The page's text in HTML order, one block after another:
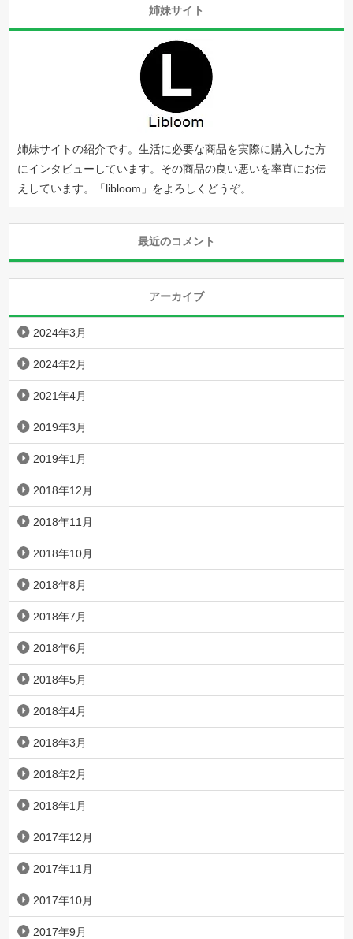
姉妹サイト
姉妹サイトの紹介です。生活に必要な商品を実際に購入した方
にインタビューしています。その商品の良い悪いを率直にお伝
えしています。「libloom 」をよろしくどうぞ。
最近のコメント
アーカイブ
2024年3月
2024年2月
2021年4月
2019年3月
2019年1月
2018年12月
2018年11月
2018年10月
2018年8月
2018年7月
2018年6月
2018年5月
2018年4月
2018年3月
2018年2月
2018年1月
2017年12月
2017年11月
2017年10月
2017年9月